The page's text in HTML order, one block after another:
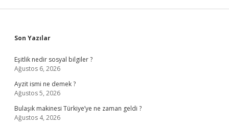
Sidebar
Son Yazılar
Eşitlik nedir sosyal bilgiler ?
Ağustos 6, 2026
Ayzit ismi ne demek ?
Ağustos 5, 2026
Bulaşık makinesi Türkiye’ye ne zaman geldi ?
Ağustos 4, 2026